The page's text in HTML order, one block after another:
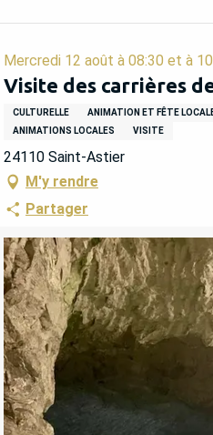
Mercredi 12 août à 08:30 et à
Visite des carrières
CULTURELLE ANIMATION ET FÊTE
ANIMATIONS LOCALES
VISITE
24110 Saint-Astier
M'y rendre
Partager